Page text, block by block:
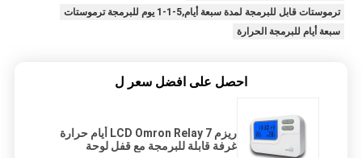
ترموستات قابل للبرمجة لمدة سبعة أيام,5-1-1 يوم للبرمجة ترموستات
سبعة أيام للبرمجة الحرارة
احصل على افضل سعر ل
ريزم LCD Omron Relay 7 أيام حرارة
غرفة قابلة للبرمجة مع قفل لوحة